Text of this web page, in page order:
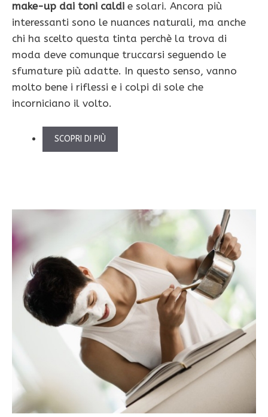
make-up dai toni caldi e solari. Ancora più
interessanti sono le nuances naturali, ma anche
chi ha scelto questa tinta perchè la trova di
moda deve comunque truccarsi seguendo le
sfumature più adatte. In questo senso, vanno
molto bene i riflessi e i colpi di sole che
incorniciano il volto.
SCOPRI DI PIÙ